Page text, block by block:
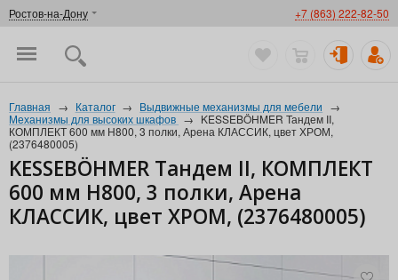
Ростов-на-Дону +7 (863) 222-82-50
Главная → Каталог → Выдвижные механизмы для мебели →
Механизмы для высоких шкафов → KESSEBÖHMER Тандем II,
КОМПЛЕКТ 600 мм Н800, 3 полки, Арена КЛАССИК, цвет ХРОМ,
(2376480005)
KESSEBÖHMER Тандем II, КОМПЛЕКТ
600 мм Н800, 3 полки, Арена
КЛАССИК, цвет ХРОМ, (2376480005)